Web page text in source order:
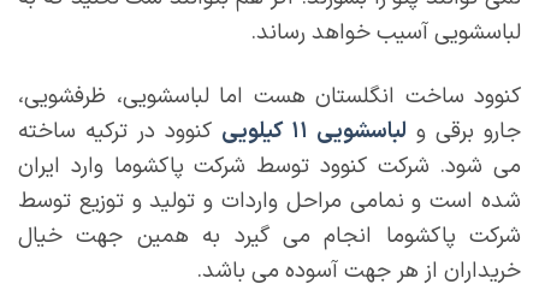
لباسشویی آسیب خواهد رساند.
کنوود ساخت انگلستان هست اما لباسشویی، ظرفشویی،
جارو برقی و لباسشویی ۱۱ کیلویی
کنوود در ترکیه ساخته
می شود. شرکت کنوود توسط شرکت پاکشوما وارد ایران
شده است و نمامی مراحل واردات و تولید و توزیع توسط
شرکت پاکشوما انجام می گیرد به همین جهت خیال
خریداران از هر جهت آسوده می باشد.